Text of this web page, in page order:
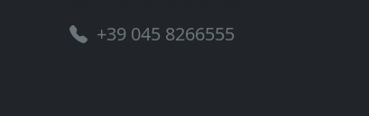
+39 045 8266555